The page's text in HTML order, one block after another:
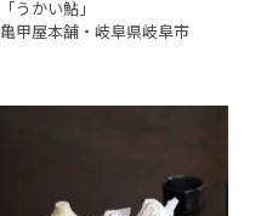
「うかい鮎」
亀甲屋本舗・岐阜県岐阜市